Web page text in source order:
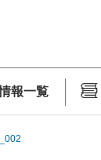
報一覧